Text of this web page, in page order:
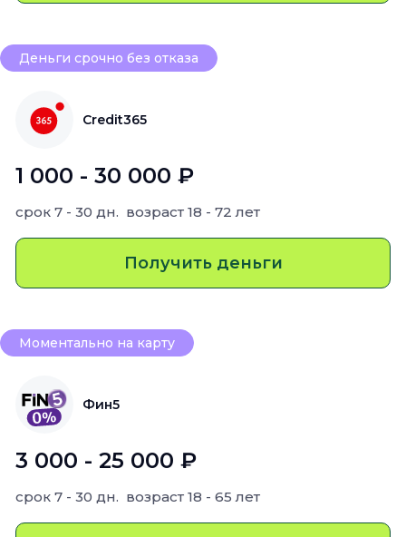
Деньги срочно без отказа
Credit365
1 000 - 30 000 ₽
срок 7 - 30 дн. возраст 18 - 72 лет
Получить деньги
Моментально на карту
Фин5
3 000 - 25 000 ₽
срок 7 - 30 дн. возраст 18 - 65 лет